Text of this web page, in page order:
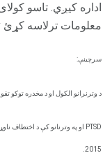
اداره کیږي. تاسو
معلومات ترلاسه کړئ Benefits.gov.
سرچینې:
د وترنرانو الکول او د مخدره توکو
PTSD او په وترنانو کې د اختطاف ناوړه ګټه اخیستنه.
2015.